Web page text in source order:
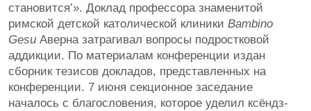
становится’». Доклад профессора знаменитой
римской детской католической клиники Bambino
Gesu Аверна затрагивал вопросы подростковой
аддикции. По материалам конференции издан
сборник тезисов докладов, представленных на
конференции. 7 июня секционное заседание
началось с благословения, которое уделил ксёндз-